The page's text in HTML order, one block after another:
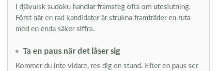
I djävulsk sudoku handlar framsteg ofta om uteslutning.
Först när en rad kandidater är strukna framträder en ruta
med en enda säker siffra.
Ta en paus när det låser sig
Kommer du inte vidare, res dig en stund. Efter en paus ser